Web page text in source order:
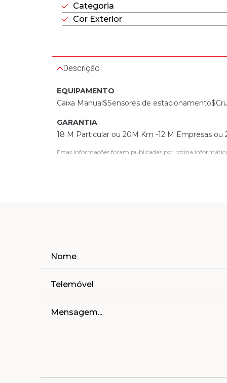
Categoria
Cor Exterior
Descrição
EQUIPAMENTO
Caixa Manual$Sensores de
GARANTIA
18 M Particular ou 20M Km -12 M Empresas ou
Estas informações foram publicadas por rotina